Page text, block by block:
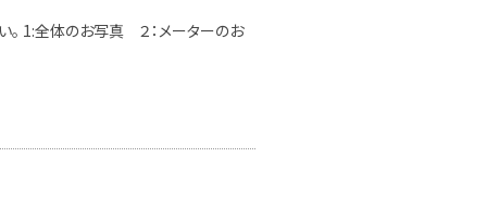
1:全体のお写真 ２：メーターのお